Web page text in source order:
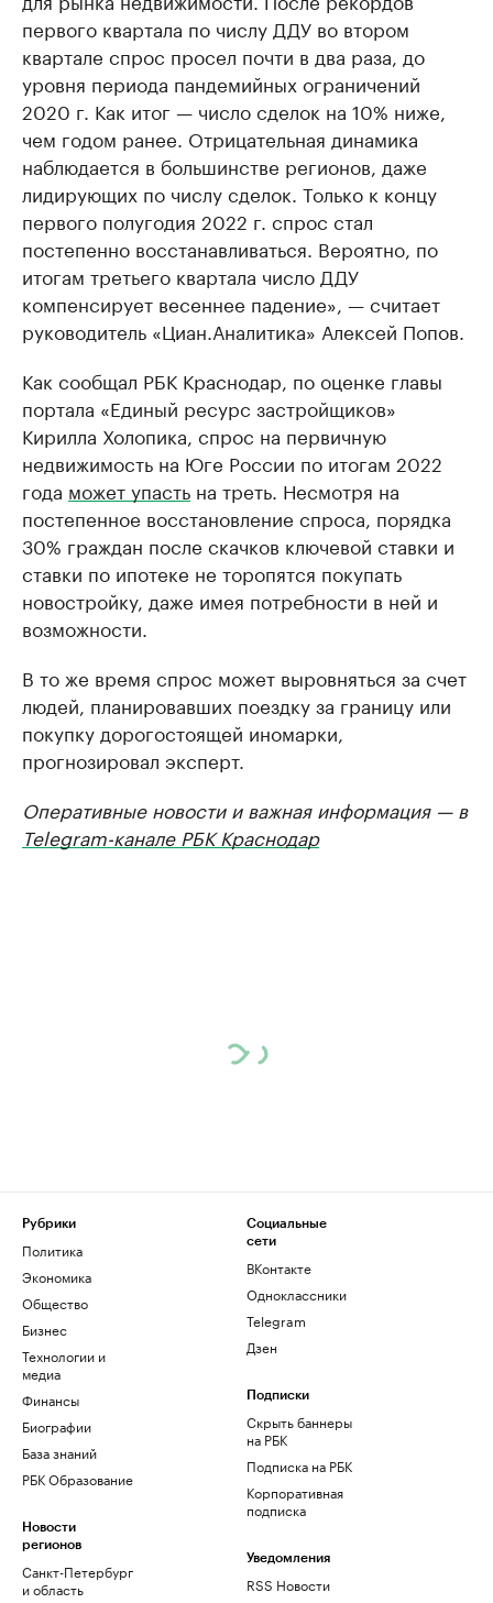
первого квартала по числу ДДУ во втором
квартале спрос просел почти в два раза, до
уровня периода пандемийных ограничений
2020 г. Как итог — число сделок на 10% ниже,
чем годом ранее. Отрицательная динамика
наблюдается в большинстве регионов, даже
лидирующих по числу сделок. Только к концу
первого полугодия 2022 г. спрос стал
постепенно восстанавливаться. Вероятно, по
итогам третьего квартала число ДДУ
компенсирует весеннее падение», — считает
руководитель «Циан.Аналитика» Алексей Попов.
Как сообщал РБК Краснодар, по оценке главы
портала «Единый ресурс застройщиков»
Кирилла Холопика, спрос на первичную
недвижимость на Юге России по итогам 2022
года может упасть на треть. Несмотря на
постепенное восстановление спроса, порядка
30% граждан после скачков ключевой ставки и
ставки по ипотеке не торопятся покупать
новостройку, даже имея потребности в ней и
возможности.
В то же время спрос может выровняться за счет
людей, планировавших поездку за границу или
покупку дорогостоящей иномарки,
прогнозировал эксперт.
Оперативные новости и важная информация — в
Telegram-канале РБК Краснодар
Рубрики
Политика
Экономика
Общество
Бизнес
Технологии и
медиа
Финансы
Биографии
База знаний
РБК Образование
Новости
регионов
Санкт-Петербург
и область
Социальные
сети
ВКонтакте
Одноклассники
Telegram
Дзен
Подписки
Скрыть баннеры
на РБК
Подписка на РБК
Корпоративная
подписка
Уведомления
RSS Новости